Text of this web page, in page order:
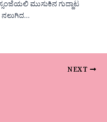
ಮುಸುಕಿನ ಗುದ್ದಾಟ
NEXT